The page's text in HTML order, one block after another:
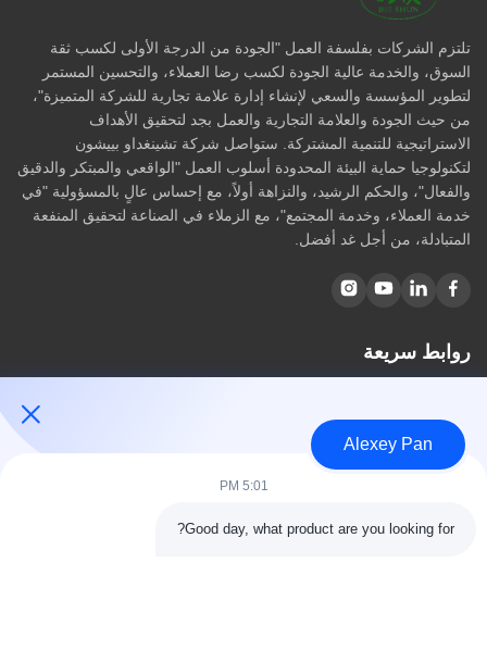
تلتزم الشركات بفلسفة العمل "الجودة من الدرجة الأولى لكسب ثقة
السوق، والخدمة عالية الجودة لكسب رضا العملاء، والتحسين المستمر
لتطوير المؤسسة والسعي لإنشاء إدارة علامة تجارية للشركة المتميزة"،
من حيث الجودة والعلامة التجارية والعمل بجد لتحقيق الأهداف
الاستراتيجية للتنمية المشتركة. ستواصل شركة تشينغداو بييشون
لتكنولوجيا حماية البيئة المحدودة أسلوب العمل "الواقعي والمبتكر والدقيق
والفعال"، والحكم الرشيد، والنزاهة أولاً، مع إحساس عالٍ بالمسؤولية "في
خدمة العملاء، وخدمة المجتمع"، مع الزملاء في الصناعة لتحقيق المنفعة
المتبادلة، من أجل غد أفضل.
روابط سريعة
معلومات عنا
المنتجات
اتصل بنا
فئات
Alexey Pan
5:01 PM
Good day, what product are you looking for?